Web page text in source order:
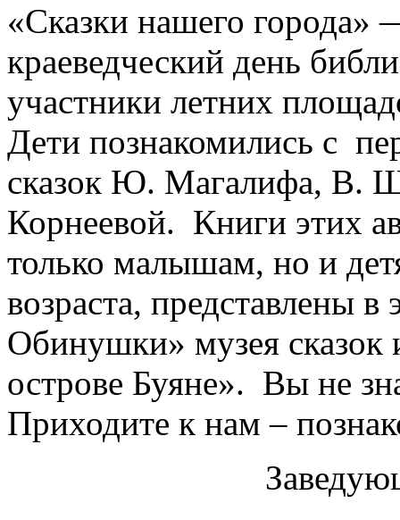
«Сказки нашего города»
краеведческий день
участники летних
Дети познакомились с
сказок Ю. Магалифа, В.
Корнеевой. Книги этих
только малышам, но и
возраста, представлены
Обинушки» музея сказок
острове Буяне». Вы не
Приходите к нам –